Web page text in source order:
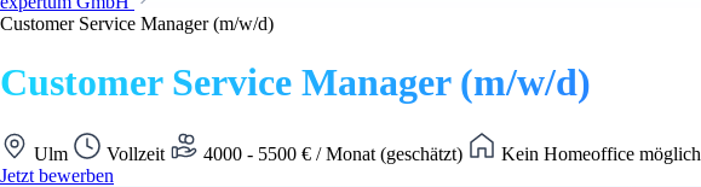
Customer Service Manager (m/w/d)
Customer Service Manager (m/w/d)
Ulm Vollzeit 4000 - 5500 € / Monat (geschätzt)
Kein Homeoffice möglich
Jetzt bewerben